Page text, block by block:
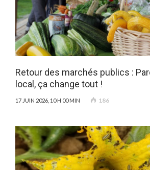
Retour des marchés publics :
local, ça change tout !
17 JUIN 2026, 10 H 00 MIN 186